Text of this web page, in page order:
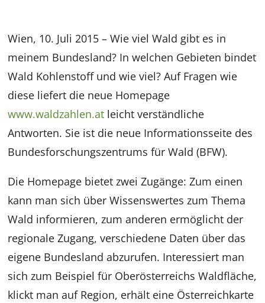
Wien, 10. Juli 2015 – Wie viel Wald gibt es in
meinem Bundesland? In welchen Gebieten bindet
Wald Kohlenstoff und wie viel? Auf Fragen wie
diese liefert die neue Homepage
www.waldzahlen.at leicht verständliche
Antworten. Sie ist die neue Informationsseite des
Bundesforschungszentrums für Wald (BFW).
Die Homepage bietet zwei Zugänge: Zum einen
kann man sich über Wissenswertes zum Thema
Wald informieren, zum anderen ermöglicht der
regionale Zugang, verschiedene Daten über das
eigene Bundesland abzurufen. Interessiert man
sich zum Beispiel für Oberösterreichs Waldfläche,
klickt man auf Region, erhält eine Österreichkarte